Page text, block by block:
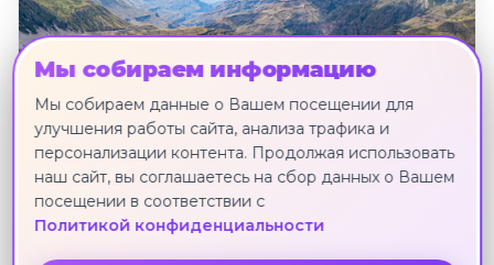
Мы собираем информацию
Мы собираем данные о Вашем посещении для
улучшения работы сайта, анализа трафика и
персонализации контента. Продолжая использовать
наш сайт, вы соглашаетесь на сбор данных о Вашем
посещении в соответствии с
Политикой конфиденциальности